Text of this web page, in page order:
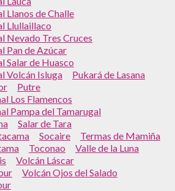
Llanos de Challe
Llullaillaco
Nevado Tres Cruces
Pan de Azúcar
Salar de Huasco
Volcán Isluga
Pukará de Lasana
Putre
Los Flamencos
Pampa del Tamarugal
Salar de Tara
Socaire
Termas de Mamiña
Toconao
Valle de la Luna
Volcán Láscar
Volcán Ojos del Salado